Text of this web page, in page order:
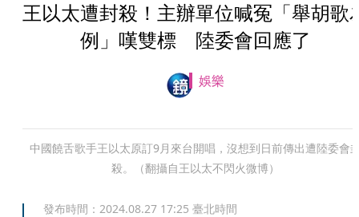
王以太遭封殺！主辦單位喊冤「舉胡歌
例」嘆雙標 陸委會回應了
娛樂
中國饒舌歌手王以太原訂9月來台開唱，沒想到日前傳出遭陸委會
殺。（翻攝自王以太不閃火微博）
發布時間： 2024.08.27 17:25 臺北時間